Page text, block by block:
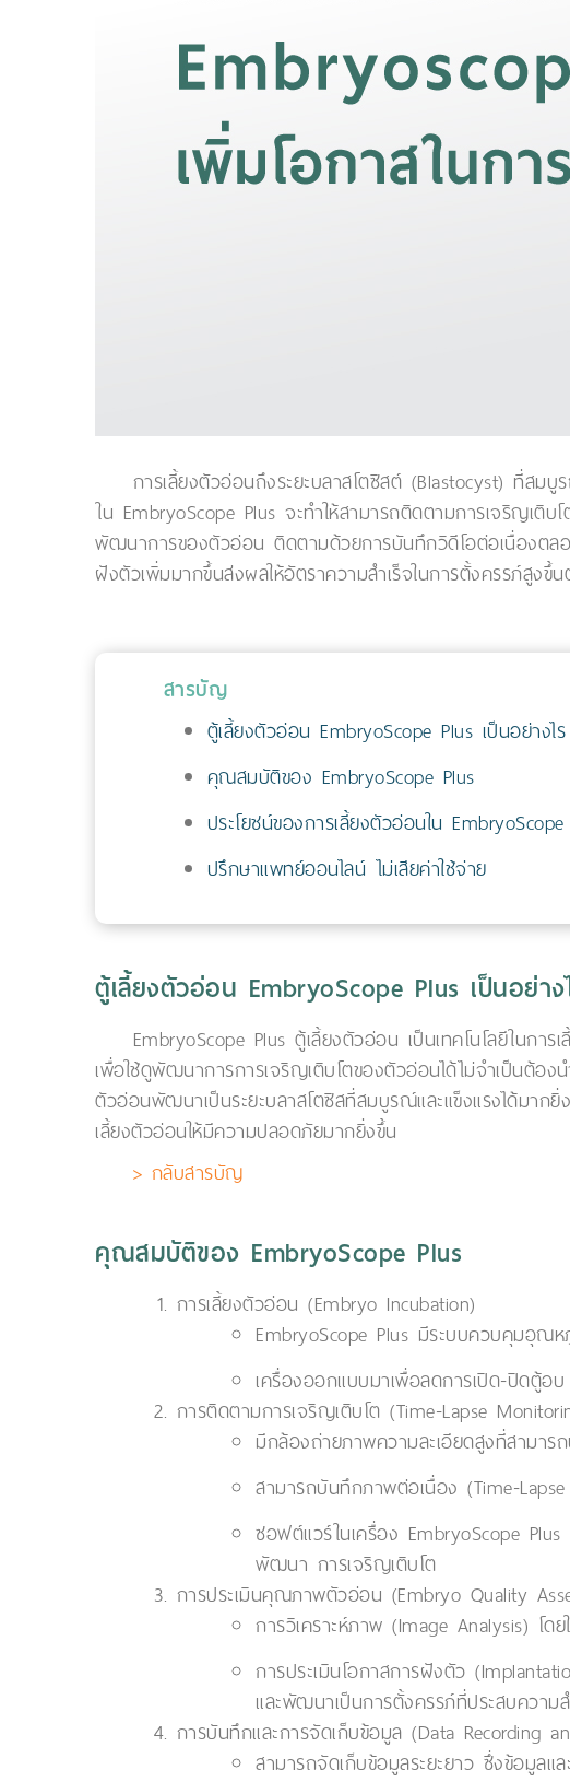
การเลี้ยงตัวอ่อนถึงระยะบลาสโตซิสต์ (Blastocyst) ที่ส
ใน EmbryoScope Plus จะทำให้สามารถติดตามการเจริญเติ
พัฒนาการของตัวอ่อน ติดตามด้วยการบันทึกวิดีโอต่อเนื่องตลอ
ฝังตัวเพิ่มมากขึ้นส่งผลให้อัตราความสำเร็จในการตั้งครรภ์สูงขึ้
สารบัญ
ตู้เลี้ยงตัวอ่อน EmbryoScope Plus เป็นอย่างไร
คุณสมบัติของ EmbryoScope Plus
ประโยชน์ของการเลี้ยงตัวอ่อนใน
ปรึกษาแพทย์ออนไลน์ ไม่เสียค่าใช้จ่าย
ตู้เลี้ยงตัวอ่อน EmbryoScope Plus เป็นอย่าง
EmbryoScope Plus ตู้เลี้ยงตัวอ่อน เป็นเทคโนโลยีในกา
เพื่อใช้ดูพัฒนาการการเจริญเติบโตของตัวอ่อนได้ไม่จำเป็นต้
ตัวอ่อนพัฒนาเป็นระยะบลาสโตซิสที่สมบูรณ์และแข็งแรงได้มาก
เลี้ยงตัวอ่อนให้มีความปลอดภัยมากยิ่งขึ้น
> กลับสารบัญ
คุณสมบัติของ EmbryoScope Plus
การเลี้ยงตัวอ่อน (Embryo Incubation)
EmbryoScope Plus มีระบบควบคุมอุณ
เครื่องออกแบบมาเพื่อลดการเปิด-ปิดตู้อ
การติดตามการเจริญเติบโต (Time-Lapse
มีกล้องถ่ายภาพความละเอียดสูงที่สามา
สามารถบันทึกภาพต่อเนื่อง (Time-
ซอฟต์แวร์ในเครื่อง EmbryoScope
พัฒนา การเจริญเติบโต
การประเมินคุณภาพตัวอ่อน (Embryo Quality
การวิเคราะห์ภาพ (Image Analysis) โ
การประเมินโอกาสการฝังตัว
และพัฒนาเป็นการตั้งครรภ์ที่ประสบความส
การบันทึกและการจัดเก็บข้อมูล (Data Recording
สามารถจัดเก็บข้อมูลระยะยาว ซึ่งข้อมูลแ